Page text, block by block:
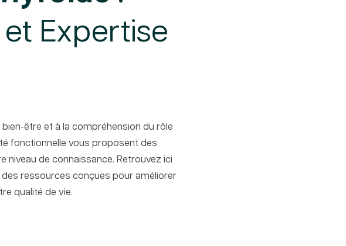
Expertise
bien-être et à la compréhension du rôle
fonctionnelle vous proposent des
de connaissance. Retrouvez ici
ressources conçues pour améliorer
qualité de vie.